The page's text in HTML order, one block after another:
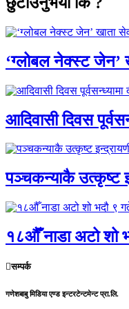
‘ग्लोबल नेक्स्ट जेन’
आदिवासी दिवस
पञ्चकन्याकै उत्कृष्ट
१८औँ नाडा अटो शो
सम्पर्क
गणेशबाबु मिडिया एण्ड इन्टरटेन्टमेन्ट प्रा.लि.